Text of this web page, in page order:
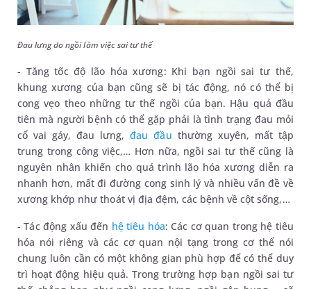
Đau lưng do ngồi làm việc sai tư thế
- Tăng tốc độ lão hóa xương: Khi bạn ngồi sai tư thế,
khung xương của bạn cũng sẽ bị tác động, nó có thể bị
cong vẹo theo những tư thế ngồi của bạn. Hậu quả đầu
tiên mà người bệnh có thể gặp phải là tình trạng đau mỏi
cổ vai gáy, đau lưng,đau đầu thường xuyên, mất tập
trung trong công việc,… Hơn nữa, ngồi sai tư thế cũng là
nguyên nhân khiến cho quá trình lão hóa xương diễn ra
nhanh hơn, mất đi đường cong sinh lý và nhiều vấn đề về
xương khớp như thoát vị địa đệm, các bệnh về cột sống,…
- Tác động xấu đến hệ tiêu hóa: Các cơ quan trong hệ tiêu
hóa nói riêng và các cơ quan nội tạng trong cơ thể nói
chung luôn cần có một không gian phù hợp để có thể duy
trì hoạt động hiệu quả. Trong trường hợp bạn ngồi sai tư